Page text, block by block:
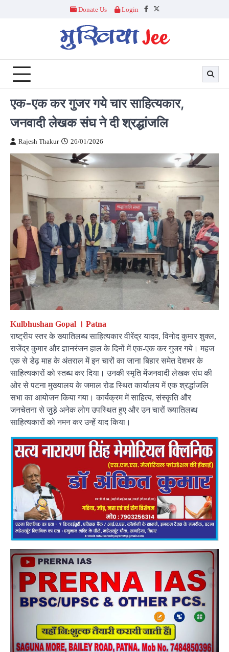
Donate Us Login
Facebook
Twitter
एक-एक कर गुजर गये चार साहित्यकार,
जनवादी लेखक संघ ने दी श्रद्धांजलि
Rajesh Thakur 26/01/2026
Kulbhushan Gopal । Patna
राष्ट्रीय स्तर के ख्यातिलब्ध साहित्यकार वीरेंद्र यादव, विनोद कुमार शुक्ल,
राजेंद्र कुमार और ज्ञानरंजन हाल के दिनों में एक-एक कर गुजर गये। महज
एक से डेढ़ माह के अंतराल में इन चारों का जाना बिहार समेत देशभर के
साहित्यकारों को स्तब्ध कर दिया। उनकी स्मृति मेंजनवादी लेखक संघ की
ओर से पटना मुख्यालय के जमाल रोड स्थित कार्यालय में एक श्रद्धांजलि
सभा का आयोजन किया गया। कार्यक्रम में साहित्य, संस्कृति और
जनचेतना से जुड़े अनेक लोग उपस्थित हुए और उन चारों ख्यातिलब्ध
साहित्यकारों को नमन कर उन्हें याद किया।